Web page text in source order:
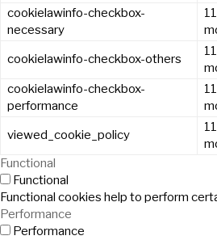
cookielawinfo-checkbox-
necessary
11
cookielawinfo-checkbox-others
11
cookielawinfo-checkbox-
performance
11
viewed_cookie_policy
11
Functional
Functional
Functional cookies help to perform
Performance
Performance